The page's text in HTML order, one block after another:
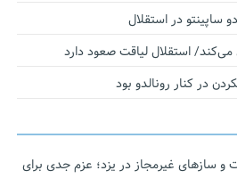
ساپینتو در استقلال
استقلال لیاقت صعود دارد
در کنار رونالدو بود
و سازهای غیرمجاز در یزد؛ عزم جدی برای